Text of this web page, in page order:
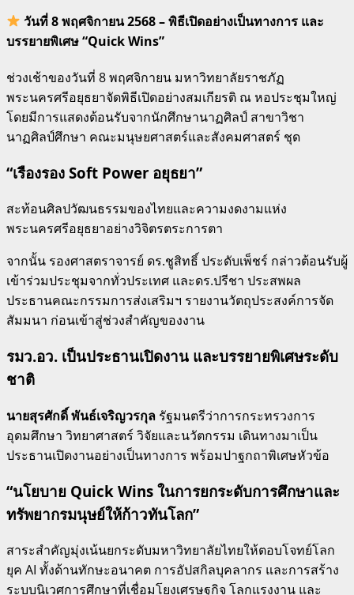
วันที่ 8 พฤศจิกายน 2568 – พิธีเปิดอย่างเป็นทางการ และ
บรรยายพิเศษ “Quick Wins”
ช่วงเช้าของวันที่ 8 พฤศจิกายน มหาวิทยาลัยราชภัฏ
พระนครศรีอยุธยาจัดพิธีเปิดอย่างสมเกียรติ ณ หอประชุมใหญ่
โดยมีการแสดงต้อนรับจากนักศึกษานาฏศิลป์ สาขาวิชา
นาฏศิลป์ศึกษา คณะมนุษยศาสตร์และสังคมศาสตร์ ชุด
“เรืองรอง Soft Power อยุธยา”
สะท้อนศิลปวัฒนธรรมของไทยและความงดงามแห่ง
พระนครศรีอยุธยาอย่างวิจิตรตระการตา
จากนั้น รองศาสตราจารย์ ดร.ชูสิทธิ์ ประดับเพ็ชร์ กล่าวต้อนรับผู้
เข้าร่วมประชุมจากทั่วประเทศ และดร.ปรีชา ประสพผล
ประธานคณะกรรมการส่งเสริมฯ รายงานวัตถุประสงค์การจัด
สัมมนา ก่อนเข้าสู่ช่วงสำคัญของงาน
รมว.อว. เป็นประธานเปิดงาน และบรรยายพิเศษระดับ
ชาติ
นายสุรศักดิ์ พันธ์เจริญวรกุล รัฐมนตรีว่าการกระทรวงการ
อุดมศึกษา วิทยาศาสตร์ วิจัยและนวัตกรรม เดินทางมาเป็น
ประธานเปิดงานอย่างเป็นทางการ พร้อมปาฐกถาพิเศษหัวข้อ
“นโยบาย Quick Wins ในการยกระดับการศึกษาและ
ทรัพยากรมนุษย์ให้ก้าวทันโลก”
สาระสำคัญมุ่งเน้นยกระดับมหาวิทยาลัยไทยให้ตอบโจทย์โลก
ยุค AI ทั้งด้านทักษะอนาคต การอัปสกิลบุคลากร และการสร้าง
ระบบนิเวศการศึกษาที่เชื่อมโยงเศรษฐกิจ โลกแรงงาน และ